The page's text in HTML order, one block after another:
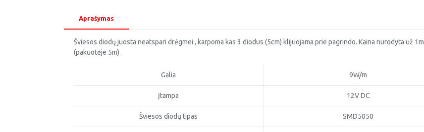
Aprašymas
Šviesos diodų juosta neatspari drėgmei , karpoma kas 3 diodus (5cm) klijuojama prie pagrindo. Kaina nurodyta už 1m
(pakuotėje 5m).
Galia 9W/m
Įtampa 12V DC
Šviesos diodų tipas SMD5050